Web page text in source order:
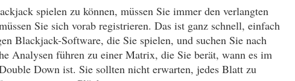
spielen zu können, müssen Sie immer den verlangten
Sie sich vorab registrieren. Das ist ganz schnell, einfach
Blackjack-Software, die Sie spielen, und suchen Sie nach
Analysen führen zu einer Matrix, die Sie berät, wann es im
Down ist. Sie sollten nicht erwarten, jedes Blatt zu